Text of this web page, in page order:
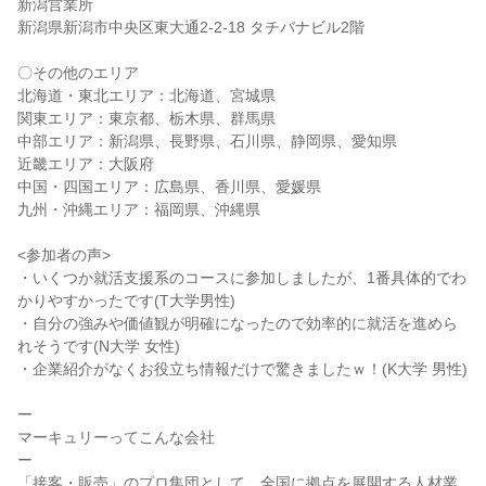
新潟営業所
新潟県新潟市中央区東大通2-2-18 タチバナビル2階
〇その他のエリア
北海道・東北エリア：北海道、宮城県
関東エリア：東京都、栃木県、群馬県
中部エリア：新潟県、長野県、石川県、静岡県、愛知県
近畿エリア：大阪府
中国・四国エリア：広島県、香川県、愛媛県
九州・沖縄エリア：福岡県、沖縄県
<参加者の声>
・いくつか就活支援系のコースに参加しましたが、1番具体的でわ
かりやすかったです(T大学男性)
・自分の強みや価値観が明確になったので効率的に就活を進めら
れそうです(N大学 女性)
・企業紹介がなくお役立ち情報だけで驚きましたｗ！(K大学 男性)
ー
マーキュリーってこんな会社
ー